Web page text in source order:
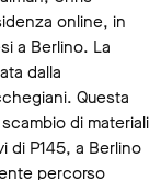
online, in
a Berlino. La
dalla
Questa
di materiali
di P145, a Berlino
percorso